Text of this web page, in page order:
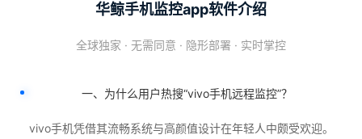
华鲸手机监控app软件介绍
全球独家 · 无需同意 · 隐形部署 · 实时掌控
一、为什么用户热搜“vivo手机远程监控”？
vivo手机凭借其流畅系统与高颜值设计在年轻人中颇受欢迎。